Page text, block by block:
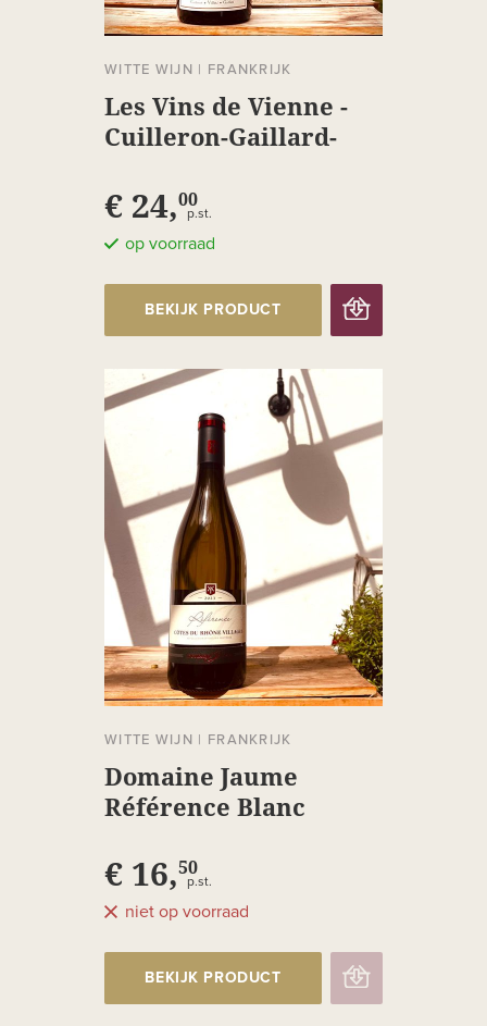
WITTE WIJN | FRANKRIJK
Les Vins de Vienne -
Cuilleron-Gaillard-
'Les Bialères'
€ 24,00
p.st.
op voorraad
BEKIJK PRODUCT
WITTE WIJN | FRANKRIJK
Domaine Jaume
Référence Blanc
€ 16,50
p.st.
niet op voorraad
BEKIJK PRODUCT